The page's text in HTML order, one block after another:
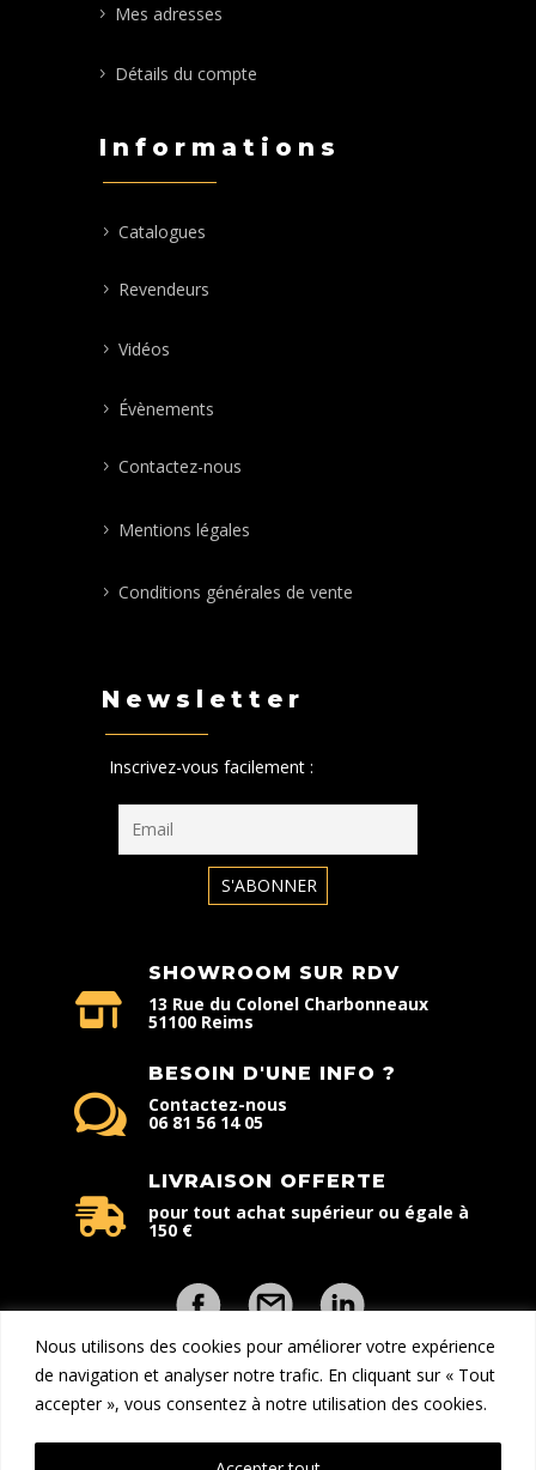
Nous utilisons des cookies pour améliorer votre expérience
de navigation et analyser notre trafic. En cliquant sur « Tout
accepter », vous consentez à notre utilisation des cookies.
Mes adresses
Détails du compte
Informations
Catalogues
Revendeurs
Vidéos
Évènements
Contactez-nous
Mentions légales
Conditions générales de vente
Newsletter
Inscrivez-vous facilement :
SHOWROOM SUR RDV
13 Rue du Colonel Charbonneaux
51100 Reims
BESOIN D'UNE INFO ?
Contactez-nous
06 81 56 14 05
LIVRAISON OFFERTE
pour tout achat supérieur ou égale à
150 €
Copyright © 2026 - Explorcom | Tous droits réservés | Une